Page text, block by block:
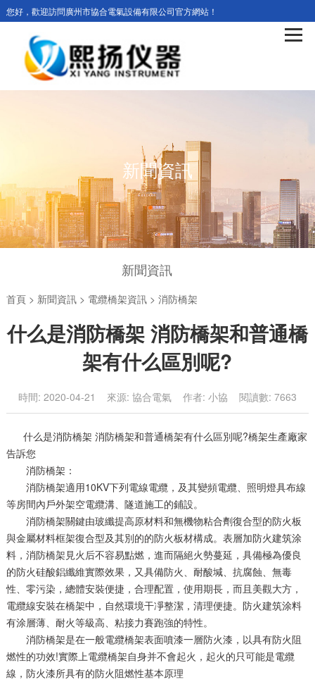
您好，歡迎訪問廣州市協合電氣設備有限公司官方網站！
新聞資訊
新聞資訊
首頁> 新聞資訊> 電纜橋架資訊> 消防橋架
什么是消防橋架 消防橋架和普通橋
架有什么區別呢?
時間: 2020-04-21 來源: 協合電氣 作者: 小協 閱讀數: 7663
什么是消防橋架 消防橋架和普通橋架有什么區別呢?橋架生產廠家
告訴您
消防橋架：
消防橋架適用10KV下列電線電纜，及其變頻電纜、照明燈具布線
等房間內戶外架空電纜溝、隧道施工的鋪設。
消防橋架關鍵由玻纖提高原材料和無機物粘合劑復合型的防火板
與金屬材料框架復合型及其別的的防火板材構成。表層加防火建筑涂
料，消防橋架見火后不容易點燃，進而隔絕火勢蔓延，具備極為優良
的防火硅酸鋁纖維實際效果，又具備防火、耐酸堿、抗腐蝕、無毒
性、零污染，總體安裝便捷，合理配置，使用期長，而且美觀大方，
電纜線安裝在橋架中，自然環境干凈整潔，清理便捷。防火建筑涂料
有涂層薄、耐火等級高、粘接力賽跑強的特性。
消防橋架是在一般電纜橋架表面噴漆一層防火漆，以具有防火阻
燃性的功效!實際上電纜橋架自身并不會起火，起火的只可能是電纜
線，防火漆所具有的防火阻燃性基本原理